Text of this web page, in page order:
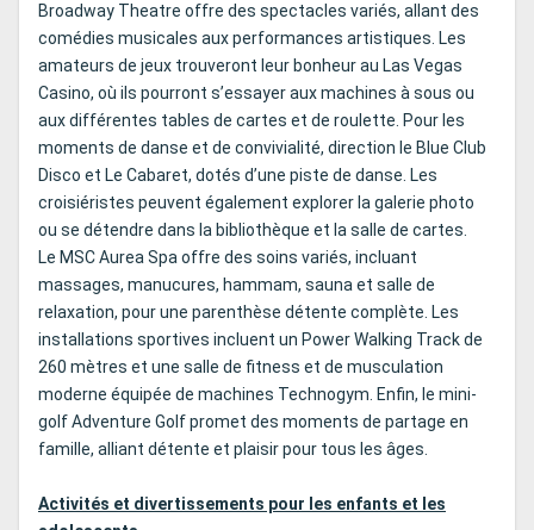
Broadway Theatre offre des spectacles variés, allant des
comédies musicales aux performances artistiques. Les
amateurs de jeux trouveront leur bonheur au Las Vegas
Casino, où ils pourront s’essayer aux machines à sous ou
aux différentes tables de cartes et de roulette. Pour les
moments de danse et de convivialité, direction le Blue Club
Disco et Le Cabaret, dotés d’une piste de danse. Les
croisiéristes peuvent également explorer la galerie photo
ou se détendre dans la bibliothèque et la salle de cartes.
Le MSC Aurea Spa offre des soins variés, incluant
massages, manucures, hammam, sauna et salle de
relaxation, pour une parenthèse détente complète. Les
installations sportives incluent un Power Walking Track de
260 mètres et une salle de fitness et de musculation
moderne équipée de machines Technogym. Enfin, le mini-
golf Adventure Golf promet des moments de partage en
famille, alliant détente et plaisir pour tous les âges.
Activités et divertissements pour les enfants et les